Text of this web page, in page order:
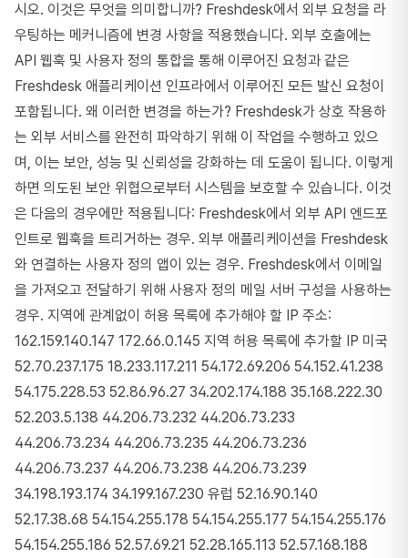
시오. 이것은 무엇을 의미합니까? Freshdesk에서 외부 요청을 라
우팅하는 메커니즘에 변경 사항을 적용했습니다. 외부 호출에는
API 웹훅 및 사용자 정의 통합을 통해 이루어진 요청과 같은
Freshdesk 애플리케이션 인프라에서 이루어진 모든 발신 요청이
포함됩니다. 왜 이러한 변경을 하는가? Freshdesk가 상호 작용하
는 외부 서비스를 완전히 파악하기 위해 이 작업을 수행하고 있으
며, 이는 보안, 성능 및 신뢰성을 강화하는 데 도움이 됩니다. 이렇게
하면 의도된 보안 위협으로부터 시스템을 보호할 수 있습니다. 이것
은 다음의 경우에만 적용됩니다: Freshdesk에서 외부 API 엔드포
인트로 웹훅을 트리거하는 경우. 외부 애플리케이션을 Freshdesk
와 연결하는 사용자 정의 앱이 있는 경우. Freshdesk에서 이메일
을 가져오고 전달하기 위해 사용자 정의 메일 서버 구성을 사용하는
경우. 지역에 관계없이 허용 목록에 추가해야 할 IP 주소:
162.159.140.147 172.66.0.145 지역 허용 목록에 추가할 IP 미국
52.70.237.175 18.233.117.211 54.172.69.206 54.152.41.238
54.175.228.53 52.86.96.27 34.202.174.188 35.168.222.30
52.203.5.138 44.206.73.232 44.206.73.233
44.206.73.234 44.206.73.235 44.206.73.236
44.206.73.237 44.206.73.238 44.206.73.239
34.198.193.174 34.199.167.230 유럽 52.16.90.140
52.17.38.68 54.154.255.178 54.154.255.177 54.154.255.176
54.154.255.186 52.57.69.21 52.28.165.113 52.57.168.188